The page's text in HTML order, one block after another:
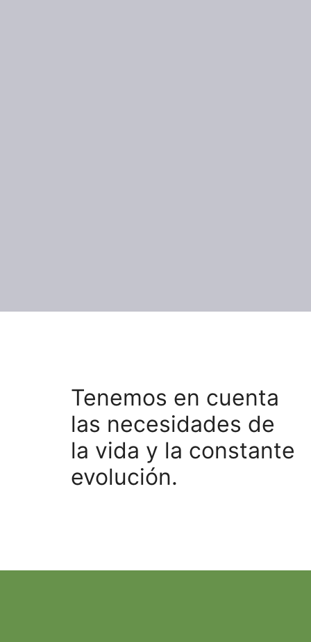
Tenemos en cuenta
las necesidades de
la vida y la constante
evolución.